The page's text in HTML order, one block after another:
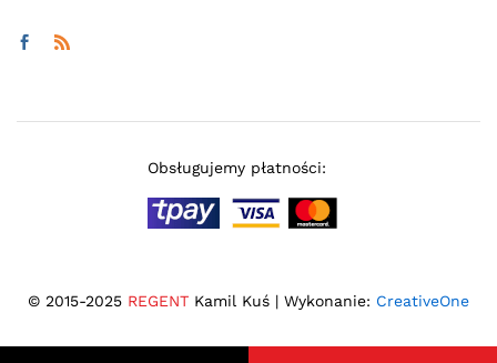
© 2015-2025 REGENT Kamil Kuś | Wykonanie: CreativeOne
Obsługujemy płatności: